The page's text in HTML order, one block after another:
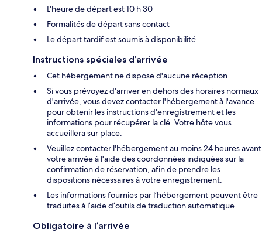
L'heure de départ est 10 h 30
Formalités de départ sans contact
Le départ tardif est soumis à disponibilité
Instructions spéciales d’arrivée
Cet hébergement ne dispose d'aucune réception
Si vous prévoyez d'arriver en dehors des horaires normaux
d'arrivée, vous devez contacter l'hébergement à l'avance
pour obtenir les instructions d'enregistrement et les
informations pour récupérer la clé. Votre hôte vous
accueillera sur place.
Veuillez contacter l'hébergement au moins 24 heures avant
votre arrivée à l'aide des coordonnées indiquées sur la
confirmation de réservation, afin de prendre les
dispositions nécessaires à votre enregistrement.
Les informations fournies par l’hébergement peuvent être
traduites à l’aide d’outils de traduction automatique
Obligatoire à l’arrivée